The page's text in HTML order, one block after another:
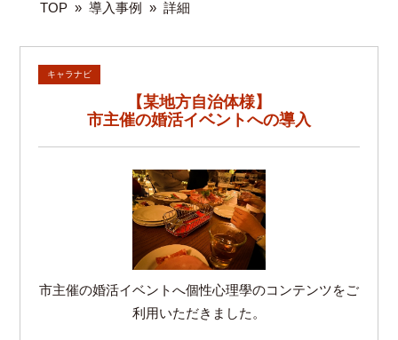
TOP » 導入事例 » 詳細
キャラナビ
【某地方自治体様】
市主催の婚活イベントへの導入
市主催の婚活イベントへ個性心理學のコンテンツをご
利用いただきました。